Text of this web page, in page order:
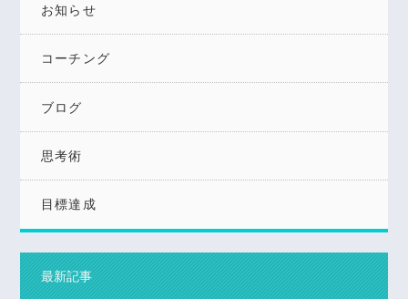
お知らせ
コーチング
ブログ
思考術
目標達成
最新記事